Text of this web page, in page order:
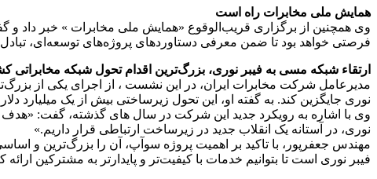
همایش ملی مخابرات راه است
وی همچنین از برگزاری قریب‌الوقوع «همایش ملی مخابرات » خبر داد و
فرصتی خواهد بود تا ضمن معرفی دستاوردهای پروژه‌های توسعه‌ای،
ارتقاء شبکه مسی به فیبر نوری، بزرگ‌ترین اقدام تحول شبکه مخابراتی
نوری جایگزین کند. به گفته او، این تحول زیرساختی بیش از یک میلیارد
وی با اشاره به رویکرد جدید این شرکت در سال های گذشته، گفت: «هدف
نوری، در آستانه یک انقلاب جدید در زیرساخت ارتباطی قرار داریم.»
مهندس جعفرپور، با تاکید بر اهمیت پروژه سوآپ، آن را بزرگ‌ترین و
فیبر نوری است تا بتوانیم خدمات با کیفیت‌تر و پایدارتر به مشترکین ارائه